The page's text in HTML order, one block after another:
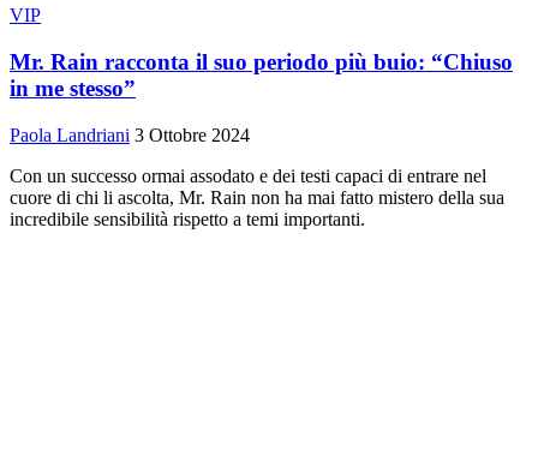
VIP
Mr. Rain racconta il suo periodo più buio: “Chiuso
in me stesso”
Paola Landriani 3 Ottobre 2024
Con un successo ormai assodato e dei testi capaci di entrare nel
cuore di chi li ascolta, Mr. Rain non ha mai fatto mistero della sua
incredibile sensibilità rispetto a temi importanti.